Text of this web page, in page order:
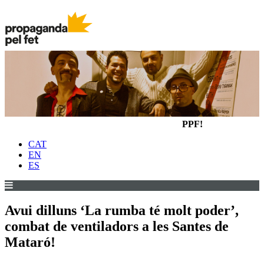
PPF!
CAT
EN
ES
Avui dilluns ‘La rumba té molt poder’,
combat de ventiladors a les Santes de
Mataró!